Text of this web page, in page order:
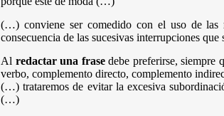
(…) conviene ser comedido con el uso de las
consecuencia de las sucesivas interrupciones que
Al redactar una frasedebe preferirse, siempre
verbo, complemento directo, complemento
(…) trataremos de evitar la excesiva
(…)